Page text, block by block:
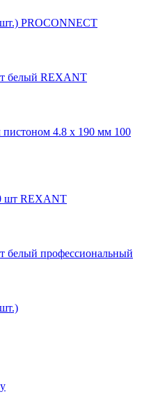
PROCONNECT
белый REXANT
4.8 х 190 мм 100
шт REXANT
белый профессиональный